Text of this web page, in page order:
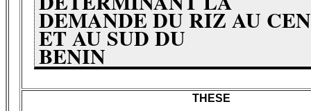
DEMANDE DU RIZ AU
ET AU SUD DU
BENIN
THESE